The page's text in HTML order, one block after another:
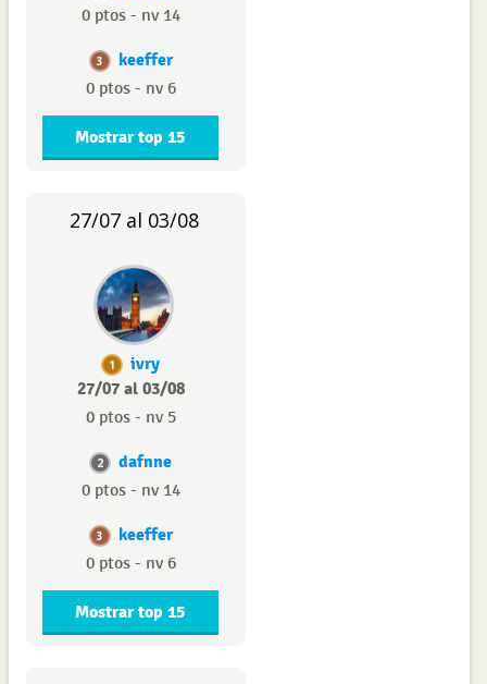
0 ptos - nv 14
3 keeffer
0 ptos - nv 6
Mostrar top 15
27/07 al 03/08
1
ivry
27/07 al 03/08
0 ptos - nv 5
2 dafnne
0 ptos - nv 14
3 keeffer
0 ptos - nv 6
Mostrar top 15